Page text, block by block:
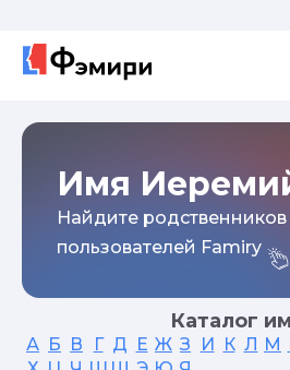
Имя
Найдите
пользователей Famiry
Каталог
А Б В Г Д Е Ж З И К Л М